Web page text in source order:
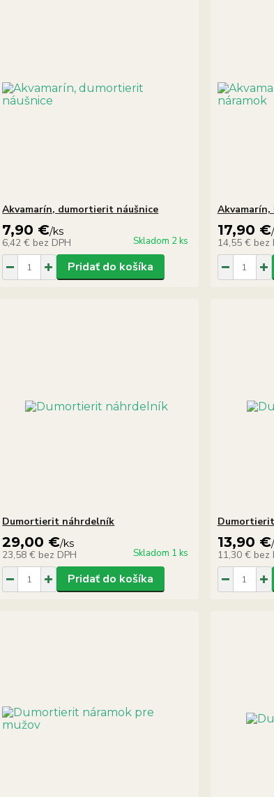
Akvamarín, dumortierit náušnice
7,90 €/ks
6,42 € bez DPH Skladom 2 ks
Pridať do košíka
17,90 €/
14,55 € bez
Dumortierit náhrdelník
29,00 €/ks
23,58 € bez DPH Skladom 1 ks
Pridať do košíka
13,90 €/
11,30 € bez